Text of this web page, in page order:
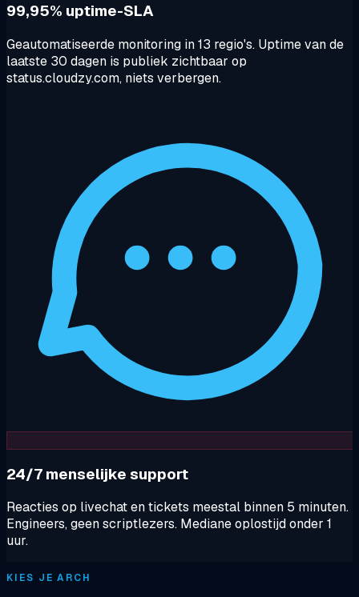
99,95% uptime-SLA
Geautomatiseerde monitoring in 13 regio's. Uptime van de
laatste 30 dagen is publiek zichtbaar op
status.cloudzy.com, niets verbergen.
24/7 menselijke support
Reacties op livechat en tickets meestal binnen 5 minuten.
Engineers, geen scriptlezers. Mediane oplostijd onder 1
uur.
KIES JE ARCH